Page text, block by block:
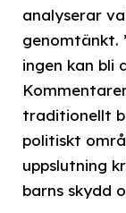
analyserar
genomtänkt.
ingen kan bli
traditionellt
politiskt
uppslutning
barns skydd